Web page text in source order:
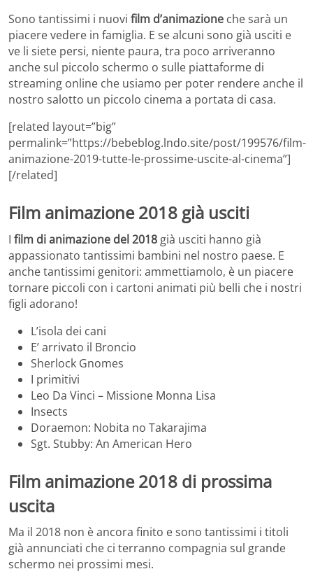
Sono tantissimi i nuovi film d’animazione che sarà un
piacere vedere in famiglia. E se alcuni sono già usciti e
ve li siete persi, niente paura, tra poco arriveranno
anche sul piccolo schermo o sulle piattaforme di
streaming online che usiamo per poter rendere anche il
nostro salotto un piccolo cinema a portata di casa.
[related layout=”big”
permalink=”https://bebeblog.lndo.site/post/199576/film-
animazione-2019-tutte-le-prossime-uscite-al-cinema”]
[/related]
Film animazione 2018 già usciti
I film di animazione del 2018 già usciti hanno già
appassionato tantissimi bambini nel nostro paese. E
anche tantissimi genitori: ammettiamolo, è un piacere
tornare piccoli con i cartoni animati più belli che i nostri
figli adorano!
L’isola dei cani
E’ arrivato il Broncio
Sherlock Gnomes
I primitivi
Leo Da Vinci – Missione Monna Lisa
Insects
Doraemon: Nobita no Takarajima
Sgt. Stubby: An American Hero
Film animazione 2018 di prossima
uscita
Ma il 2018 non è ancora finito e sono tantissimi i titoli
già annunciati che ci terranno compagnia sul grande
schermo nei prossimi mesi.